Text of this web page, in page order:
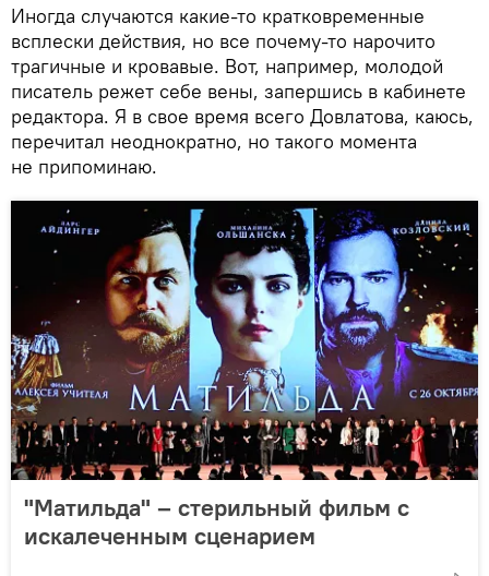
Иногда случаются какие-то кратковременные
всплески действия, но все почему-то нарочито
трагичные и кровавые. Вот, например, молодой
писатель режет себе вены, запершись в кабинете
редактора. Я в свое время всего Довлатова, каюсь,
перечитал неоднократно, но такого момента
не припоминаю.
"Матильда" – стерильный фильм с
искалеченным сценарием